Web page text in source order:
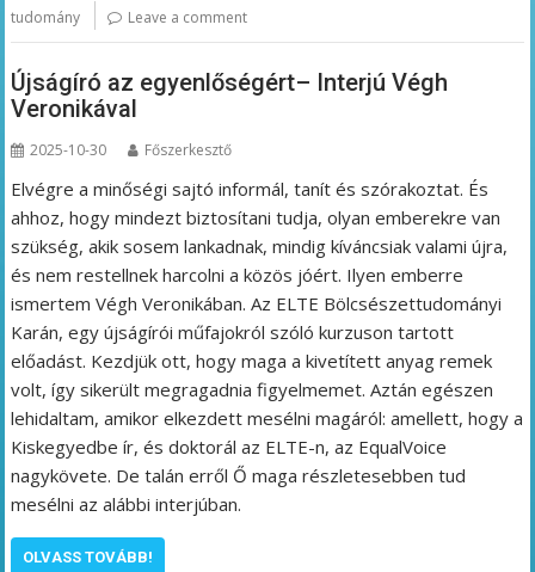
tudomány Leave a comment
Újságíró az egyenlőségért– Interjú Végh
Veronikával
2025-10-30 Főszerkesztő
Elvégre a minőségi sajtó informál, tanít és szórakoztat. És
ahhoz, hogy mindezt biztosítani tudja, olyan emberekre van
szükség, akik sosem lankadnak, mindig kíváncsiak valami újra,
és nem restellnek harcolni a közös jóért. Ilyen emberre
ismertem Végh Veronikában. Az ELTE Bölcsészettudományi
Karán, egy újságírói műfajokról szóló kurzuson tartott
előadást. Kezdjük ott, hogy maga a kivetített anyag remek
volt, így sikerült megragadnia figyelmemet. Aztán egészen
lehidaltam, amikor elkezdett mesélni magáról: amellett, hogy a
Kiskegyedbe ír, és doktorál az ELTE-n, az EqualVoice
nagykövete. De talán erről Ő maga részletesebben tud
mesélni az alábbi interjúban.
OLVASS TOVÁBB!